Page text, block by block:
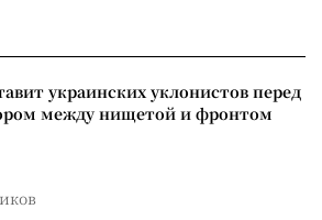
украинских уклонистов перед
между нищетой и фронтом